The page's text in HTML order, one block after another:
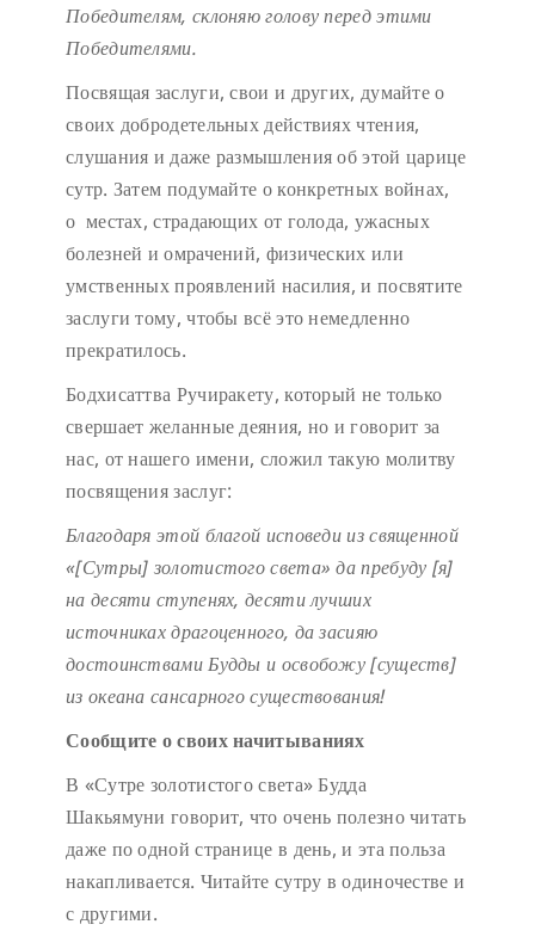
Победителям, склоняю голову перед этими
Победителями.
Посвящая заслуги, свои и других, думайте о
своих добродетельных действиях чтения,
слушания и даже размышления об этой царице
сутр. Затем подумайте о конкретных войнах,
о местах, страдающих от голода, ужасных
болезней и омрачений, физических или
умственных проявлений насилия, и посвятите
заслуги тому, чтобы всё это немедленно
прекратилось.
Бодхисаттва Ручиракету, который не только
свершает желанные деяния, но и говорит за
нас, от нашего имени, сложил такую молитву
посвящения заслуг:
Благодаря этой благой исповедииз священной
«[Сутры] золотистого света» да пребуду [я]
на десяти ступенях, десяти лучших
источниках драгоценного, да засияю
достоинствами Будды и освобожу [существ]
из океана сансарного существования!
Сообщите о своих начитываниях
В «Сутре золотистого света» Будда
Шакьямуни говорит, что очень полезно читать
даже по одной странице в день, и эта польза
накапливается. Читайте сутру в одиночестве и
с другими.